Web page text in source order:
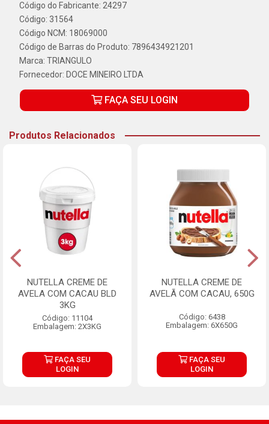
Código do Fabricante: 24297
Código: 31564
Código NCM: 18069000
Código de Barras do Produto: 7896434921201
Marca: TRIANGULO
Fornecedor: DOCE MINEIRO LTDA
FAÇA SEU LOGIN
Produtos Relacionados
NUTELLA CREME DE
AVELA COM CACAU BLD
3KG
Código: 11104
Embalagem: 2X3KG
FAÇA SEU
LOGIN
NUTELLA CREME DE
AVELÃ COM CACAU, 650G
Código: 6438
Embalagem: 6X650G
FAÇA SEU
LOGIN